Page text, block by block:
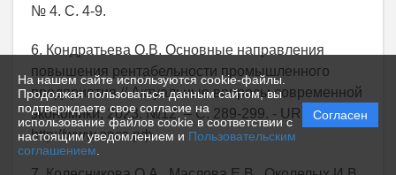
На нашем сайте используются cookie-файлы.
Продолжая пользоваться данным сайтом, вы
подтверждаете свое согласие на
использование файлов cookie в соответствии с
настоящим уведомлением и Пользовательским
соглашением
Согласен
№ 4. С. 4-9.
6. Кондратьева О.В. Основные направления
повышения рентабельности промышленного
предприятия // Актуальные вопросы современной
экономики, 2023. №12. – С. 289-299. - URL:
http://www.авсэ.рф